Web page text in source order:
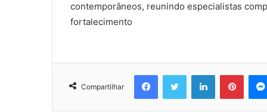
contemporâneos, reunindo especialistas
fortalecimento
Compartilhar
FacebookTwitter Linkedin